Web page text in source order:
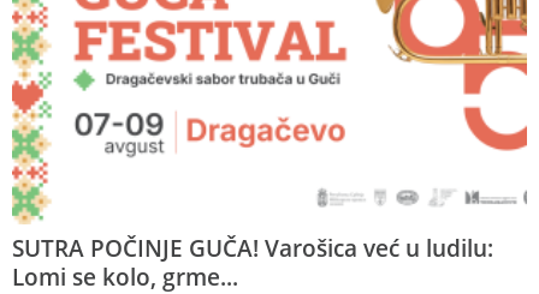
SUTRA POČINJE GUČA! Varošica već u ludilu:
Lomi se kolo, grme...